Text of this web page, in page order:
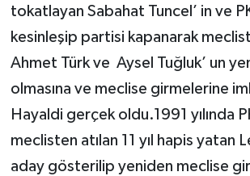
tokatlayan Sabahat Tuncel’ in ve
kesinleşip partisi kapanarak
Ahmet Türk ve Aysel Tuğluk’ un
olmasına ve meclise girmelerine
Hayaldi gerçek oldu.1991 yılında
meclisten atılan 11 yıl hapis yatan
aday gösterilip yeniden meclise